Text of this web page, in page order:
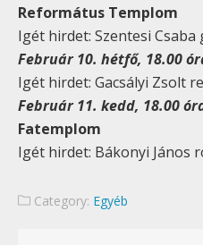
Református Templom
Igét hirdet: Szentesi
Február 10. hétfő, 18.00
Igét hirdet: Gacsályi Zsolt
Február 11. kedd, 18.00
Fatemplom
Igét hirdet: Bákonyi János
Category: Egyéb